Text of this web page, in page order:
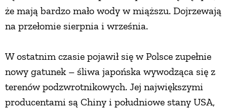
że mają bardzo mało wody w miąższu. Dojrzewają
na przełomie sierpnia i września.
W ostatnim czasie pojawił się w Polsce zupełnie
nowy gatunek – śliwa japońska wywodząca się z
terenów podzwrotnikowych. Jej największymi
producentami są Chiny i południowe stany USA,